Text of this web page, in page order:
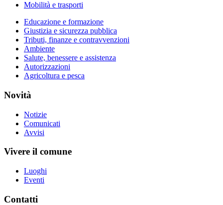
Mobilità e trasporti
Educazione e formazione
Giustizia e sicurezza pubblica
Tributi, finanze e contravvenzioni
Ambiente
Salute, benessere e assistenza
Autorizzazioni
Agricoltura e pesca
Novità
Notizie
Comunicati
Avvisi
Vivere il comune
Luoghi
Eventi
Contatti